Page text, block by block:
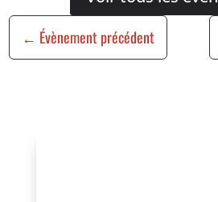
← Évènement précédent